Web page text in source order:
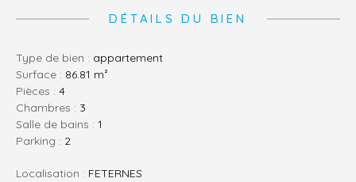
DÉTAILS DU BIEN
Type de bien : appartement
Surface : 86.81 m²
pièces : 4
chambres : 3
salle de bains : 1
parking : 2
Localisation : FETERNES